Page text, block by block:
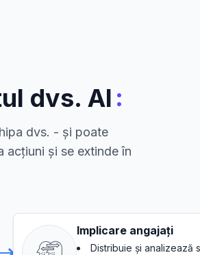
dvs. AI :
dvs. - și poate
acțiuni și se extinde în
Implicare angajați
Distribuie și analizează